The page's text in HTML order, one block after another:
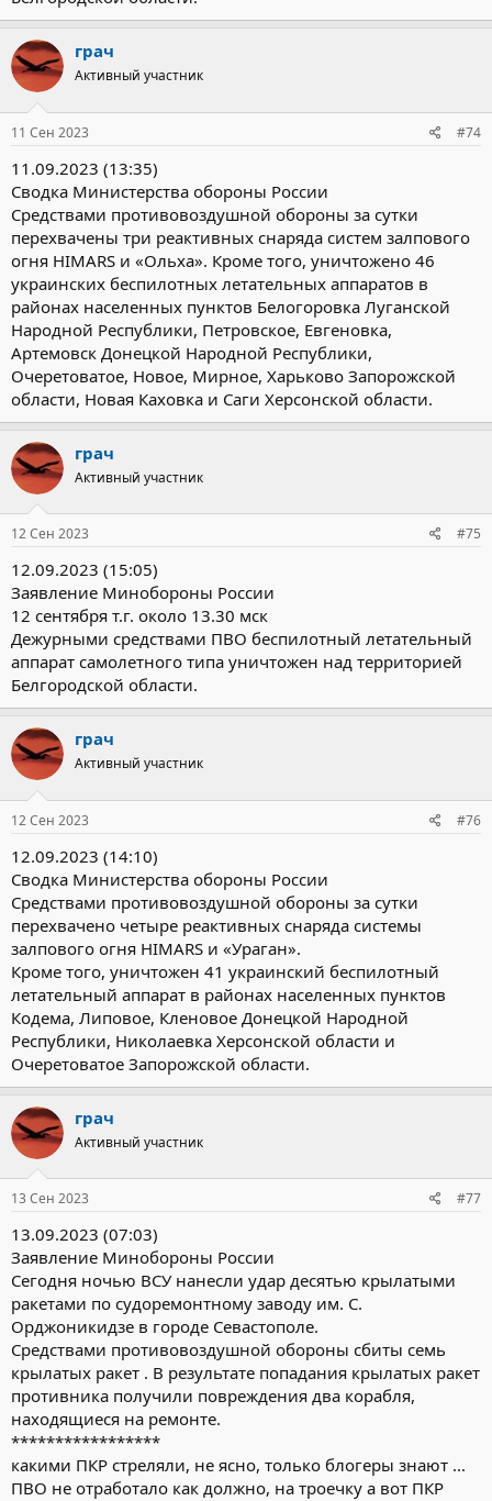
грач
Активный участник
11 Сен 2023 #74
11.09.2023 (13:35)
Сводка Министерства обороны России
Средствами противовоздушной обороны за сутки
перехвачены три реактивных снаряда систем залпового
огня HIMARS и «Ольха». Кроме того, уничтожено 46
украинских беспилотных летательных аппаратов в
районах населенных пунктов Белогоровка Луганской
Народной Республики, Петровское, Евгеновка,
Артемовск Донецкой Народной Республики,
Очеретоватое, Новое, Мирное, Харьково Запорожской
области, Новая Каховка и Саги Херсонской области.
грач
Активный участник
12 Сен 2023 #75
12.09.2023 (15:05)
Заявление Минобороны России
12 сентября т.г. около 13.30 мск
Дежурными средствами ПВО беспилотный летательный
аппарат самолетного типа уничтожен над территорией
Белгородской области.
грач
Активный участник
12 Сен 2023 #76
12.09.2023 (14:10)
Сводка Министерства обороны России
Средствами противовоздушной обороны за сутки
перехвачено четыре реактивных снаряда системы
залпового огня HIMARS и «Ураган».
Кроме того, уничтожен 41 украинский беспилотный
летательный аппарат в районах населенных пунктов
Кодема, Липовое, Кленовое Донецкой Народной
Республики, Николаевка Херсонской области и
Очеретоватое Запорожской области.
грач
Активный участник
13 Сен 2023 #77
13.09.2023 (07:03)
Заявление Минобороны России
Сегодня ночью ВСУ нанесли удар десятью крылатыми
ракетами по судоремонтному заводу им. С.
Орджоникидзе в городе Севастополе.
Средствами противовоздушной обороны сбиты семь
крылатых ракет . В результате попадания крылатых ракет
противника получили повреждения два корабля,
находящиеся на ремонте.
*****************
какими ПКР стреляли, не ясно, только блогеры знают ...
ПВО не отработало как должно, на троечку а вот ПКР